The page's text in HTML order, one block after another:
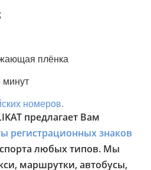
плёнка
минут
номеров.
предлагает Вам
регистрационных знаков
любых типов. Мы
маршрутки, автобусы,